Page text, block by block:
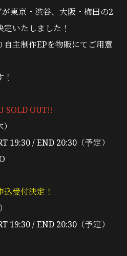
東京・渋谷、大阪・梅田の2
いたしました！
主制作EPを物販にてご用意
SOLD OUT!!
19:30 / END 20:30（予定）
受付決定！
19:30 / END 20:30（予定）